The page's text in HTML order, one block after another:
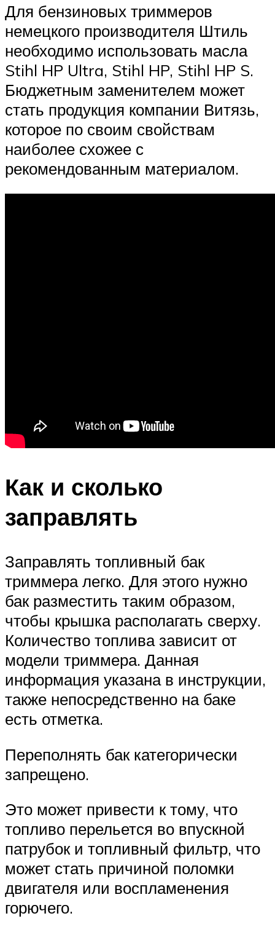
Для бензиновых триммеров
немецкого производителя Штиль
необходимо использовать масла
Stihl HP Ultra, Stihl HP, Stihl HP S.
Бюджетным заменителем может
стать продукция компании Витязь,
которое по своим свойствам
наиболее схожее с
рекомендованным материалом.
Как и сколько
заправлять
Заправлять топливный бак
триммера легко. Для этого нужно
бак разместить таким образом,
чтобы крышка располагать сверху.
Количество топлива зависит от
модели триммера. Данная
информация указана в инструкции,
также непосредственно на баке
есть отметка.
Переполнять бак категорически
запрещено.
Это может привести к тому, что
топливо перельется во впускной
патрубок и топливный фильтр, что
может стать причиной поломки
двигателя или воспламенения
горючего.